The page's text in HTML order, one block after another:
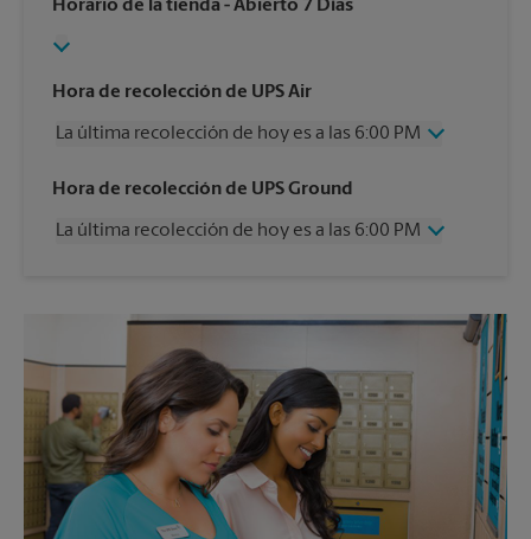
Horario de la tienda - Abierto 7 Días
Hora de recolección de UPS Air
La última recolección de hoy es a las 6:00 PM
Miércoles
6:00 PM
Viernes
6:00 PM
Hora de recolección de UPS Ground
La última recolección de hoy es a las 6:00 PM
Sin Recolección
Domingo
Sin Recolección
Lunes
6:00 PM
Martes
6:00 PM